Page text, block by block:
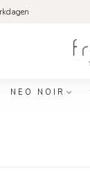
NEO NOIR